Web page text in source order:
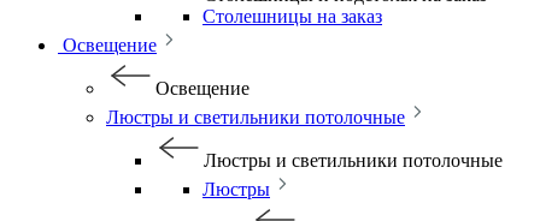
Столешницы на заказ
Освещение
Освещение
Люстры и светильники потолочные
Люстры и светильники потолочные
Люстры